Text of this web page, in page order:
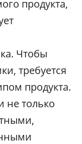
продукта,
Чтобы
требуется
продукта.
не только